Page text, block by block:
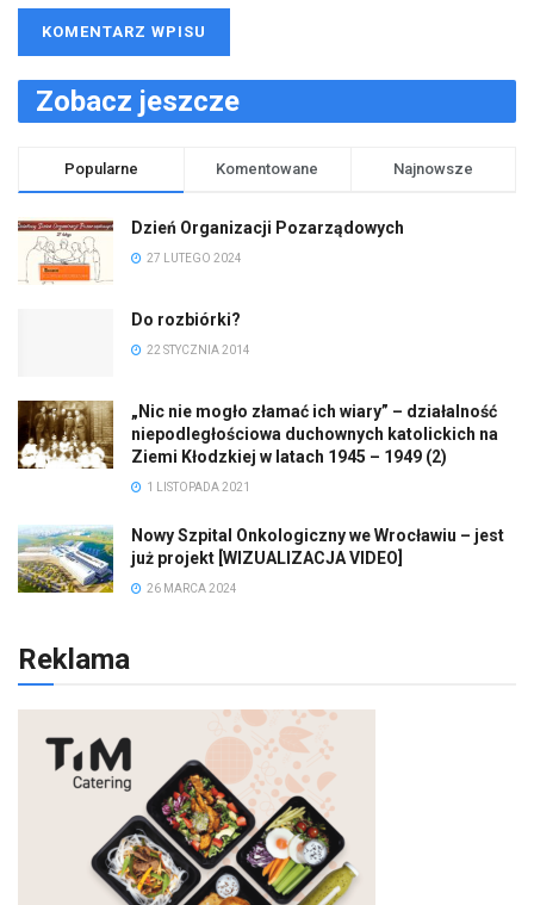
Zobacz jeszcze
Popularne Komentowane Najnowsze
Dzień Organizacji Pozarządowych
27 LUTEGO 2024
Do rozbiórki?
22 STYCZNIA 2014
„Nic nie mogło złamać ich wiary” – działalność
niepodległościowa duchownych katolickich na
Ziemi Kłodzkiej w latach 1945 – 1949 (2)
1 LISTOPADA 2021
Nowy Szpital Onkologiczny we Wrocławiu – jest
już projekt [WIZUALIZACJA VIDEO]
26 MARCA 2024
Reklama